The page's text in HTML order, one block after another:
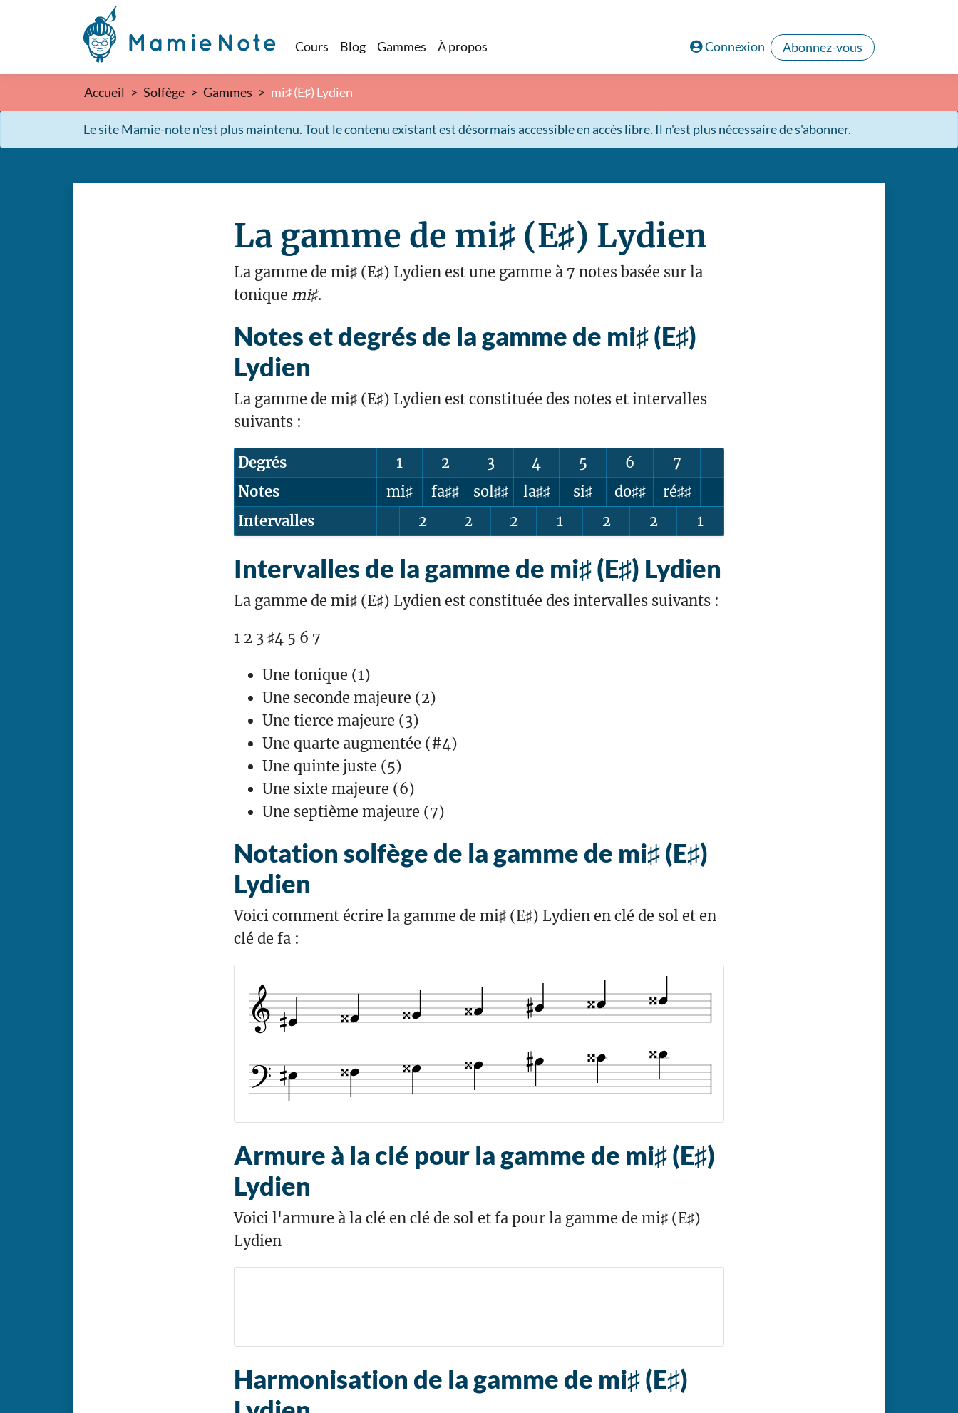
Cours Blog Gammes À propos Connexion Abonnez-vous
Accueil Solfège Gammes mi♯ (E♯) Lydien
Le site Mamie-note n'est plus maintenu. Tout le contenu existant est désormais accessible en accès libre. Il n'est plus nécessaire de s'abonner.
La gamme de mi♯ (E♯) Lydien
La gamme de mi♯ (E♯) Lydien est une gamme à 7 notes basée sur la
tonique mi♯.
Notes et degrés de la gamme de mi♯ (E♯)
Lydien
La gamme de mi♯ (E♯) Lydien est constituée des notes et intervalles
suivants :
Degrés 1 2 3 4 5 6
7
Notes
mi♯ fa♯♯ sol♯♯ la♯♯ si♯ do♯♯
ré♯♯
Intervalles
2 2 2 1 2 2 1
Intervalles de la gamme de mi♯ (E♯) Lydien
La gamme de mi♯ (E♯) Lydien est constituée des intervalles suivants :
1 2 3 ♯4 5 6 7
Une tonique (1)
Une seconde majeure (2)
Une tierce majeure (3)
Une quarte augmentée (#4)
Une quinte juste (5)
Une sixte majeure (6)
Une septième majeure (7)
Notation solfège de la gamme de mi♯ (E♯)
Lydien
Voici comment écrire la gamme de mi♯ (E♯) Lydien en clé de sol et en
clé de fa :
Armure à la clé pour la gamme de mi♯ (E♯)
Lydien
Voici l'armure à la clé en clé de sol et fa pour la gamme de mi♯ (E♯)
Lydien
Harmonisation de la gamme de mi♯ (E♯)